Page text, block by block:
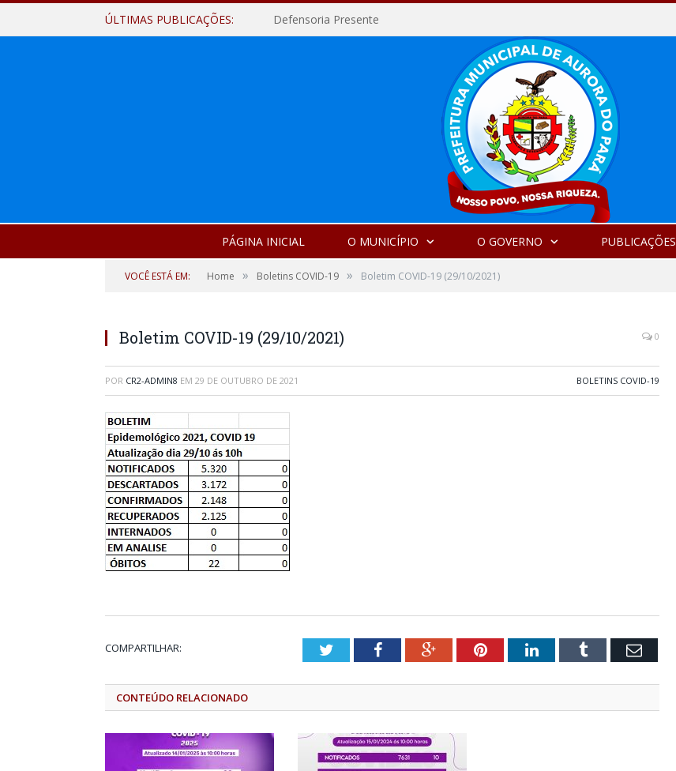
ÚLTIMAS PUBLICAÇÕES: Defensoria Presente
PÁGINA INICIAL O MUNICÍPIO O GOVERNO PUBLICAÇÕES
VOCÊ ESTÁ EM: Home » Boletins COVID-19 » Boletim COVID-19 (29/10/2021)
Boletim COVID-19 (29/10/2021) 0
POR CR2-ADMIN8 EM 29 DE OUTUBRO DE 2021 BOLETINS COVID-19
COMPARTILHAR: TwitterFacebookGoogle+PinterestLinkedInTumblr Email
CONTEÚDO RELACIONADO